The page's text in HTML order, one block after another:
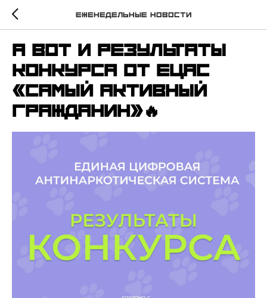
Еженедельные новости
А вот и результаты
конкурса от ЕЦАС
«Самый активный
гражданин»🔥